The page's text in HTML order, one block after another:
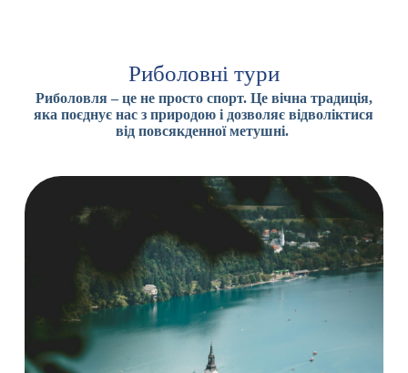
Риболовні тури
Риболовля – це не просто спорт. Це вічна традиція,
яка поєднує нас з природою і дозволяє відволіктися
від повсякденної метушні.